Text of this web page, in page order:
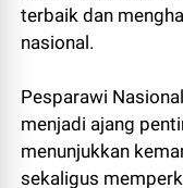
terbaik dan
nasional.
Pesparawi
menjadi ajang
menunjukkan
sekaligus